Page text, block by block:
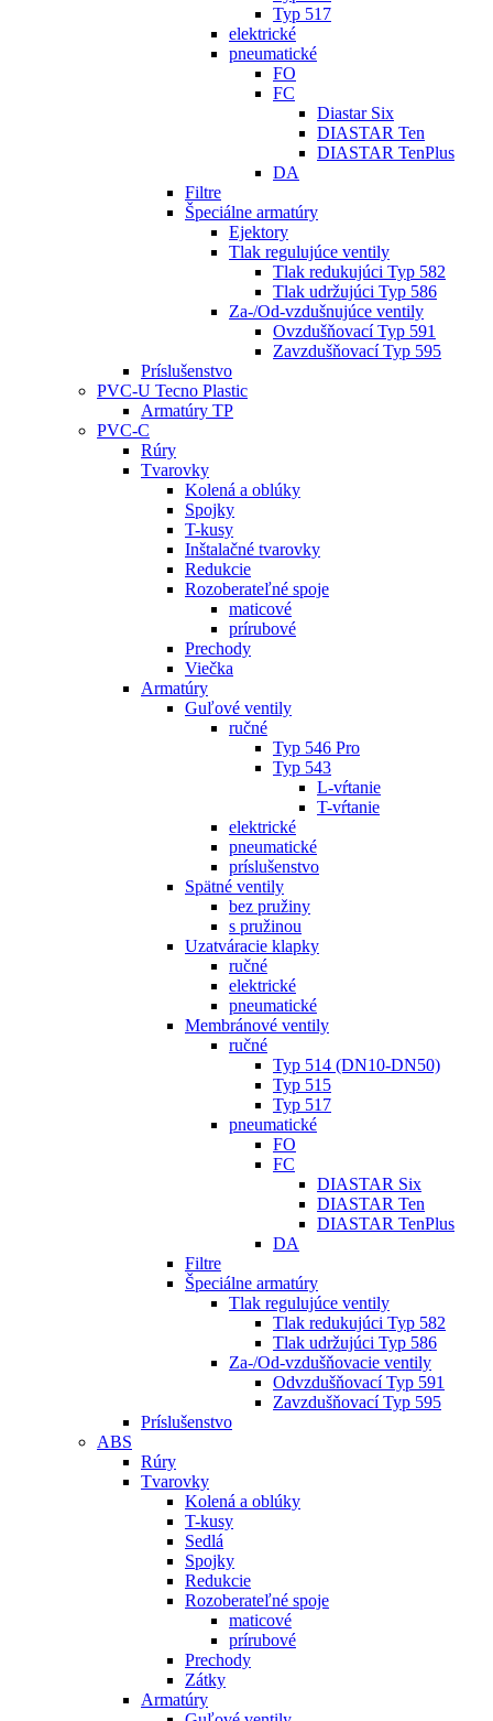
Typ 517
elektrické
pneumatické
FO
FC
Diastar Six
DIASTAR Ten
DIASTAR TenPlus
DA
Filtre
Špeciálne armatúry
Ejektory
Tlak regulujúce ventily
Tlak redukujúci Typ 582
Tlak udržujúci Typ 586
Za-/Od-vzdušnujúce ventily
Ovzdušňovací Typ 591
Zavzdušňovací Typ 595
Príslušenstvo
PVC-U Tecno Plastic
Armatúry TP
PVC-C
Rúry
Tvarovky
Kolená a oblúky
Spojky
T-kusy
Inštalačné tvarovky
Redukcie
Rozoberateľné spoje
maticové
prírubové
Prechody
Viečka
Armatúry
Guľové ventily
ručné
Typ 546 Pro
Typ 543
L-vŕtanie
T-vŕtanie
elektrické
pneumatické
príslušenstvo
Spätné ventily
bez pružiny
s pružinou
Uzatváracie klapky
ručné
elektrické
pneumatické
Membránové ventily
ručné
Typ 514 (DN10-DN50)
Typ 515
Typ 517
pneumatické
FO
FC
DIASTAR Six
DIASTAR Ten
DIASTAR TenPlus
DA
Filtre
Špeciálne armatúry
Tlak regulujúce ventily
Tlak redukujúci Typ 582
Tlak udržujúci Typ 586
Za-/Od-vzdušňovacie ventily
Odvzdušňovací Typ 591
Zavzdušňovací Typ 595
Príslušenstvo
ABS
Rúry
Tvarovky
Kolená a oblúky
T-kusy
Sedlá
Spojky
Redukcie
Rozoberateľné spoje
maticové
prírubové
Prechody
Zátky
Armatúry